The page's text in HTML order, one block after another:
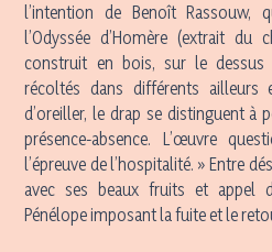
l’intention de Benoît Rassouw,
l’Odyssée d’Homère (extrait
construit en bois, sur le dessus
récoltés dans différents ailleurs
d’oreiller, le drap se distinguent à
présence-absence. L’œuvre
l’épreuve de l’hospitalité. » Entre
avec ses beaux fruits et appel
Pénélope imposant la fuite et le